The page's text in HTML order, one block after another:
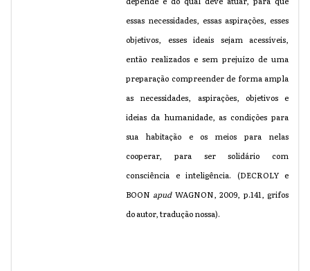
essas necessidades, essas aspirações, esses
objetivos, esses ideais sejam acessíveis,
então realizados e sem prejuízo de uma
preparação compreender de forma ampla
as necessidades, aspirações, objetivos e
ideias da humanidade, as condições para
sua habitação e os meios para nelas
cooperar, para ser solidário com
consciência e inteligência. (DECROLY e
BOON apud WAGNON, 2009, p.141, grifos
do autor, tradução nossa).